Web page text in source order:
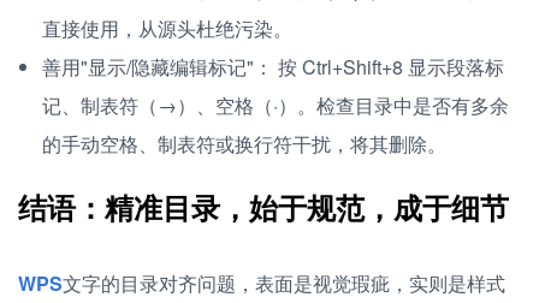
直接使用，从源头杜绝污染。
善用"显示/隐藏编辑标记"： 按 Ctrl+Shift+8 显示段落标
记、制表符（→）、空格（·）。检查目录中是否有多余
的手动空格、制表符或换行符干扰，将其删除。
结语：精准目录，始于规范，成于细节
WPS文字的目录对齐问题，表面是视觉瑕疵，实则是样式